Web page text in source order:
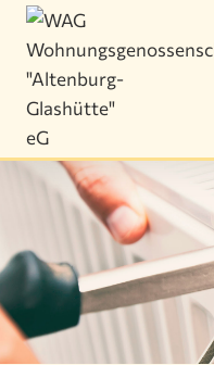
Zum
Inhalt
springen